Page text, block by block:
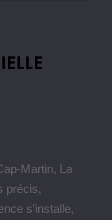
Martin, La
précis,
s’installe,